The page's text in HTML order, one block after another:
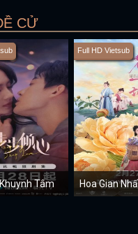
CỬ
Tâm
Full HD Vietsub